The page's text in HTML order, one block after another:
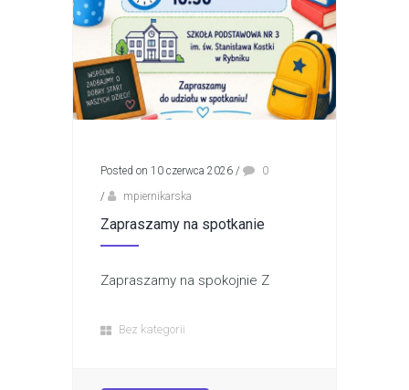
Posted on 10 czerwca 2026 /
0
/
mpiernikarska
Zapraszamy na spotkanie
Zapraszamy na spokojnie Z
Bez kategorii